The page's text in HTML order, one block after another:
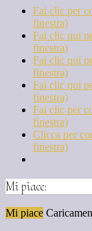
Fai clic per
finestra)
Fai clic qui
finestra)
Fai clic qui
finestra)
Fai clic qui
finestra)
Fai clic per
finestra)
Clicca per
finestra)
Mi piace:
Mi piace